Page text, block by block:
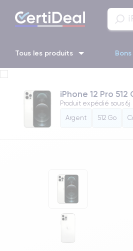
Tous les produits
iPhone 14 pro
iPhone 12 Pro
Produit expédié sous 6j
Argent
512 Go